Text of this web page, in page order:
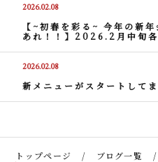
2026.02.08
【~初春を彩る~ 今年の新
あれ！！】2026.2月中旬
2026.02.08
新メニューがスタートし
トップページ
ブログ一覧